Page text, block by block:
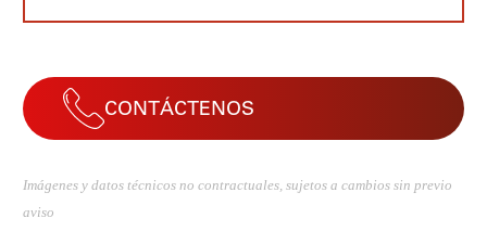
CONTÁCTENOS
Imágenes y datos técnicos no contractuales, sujetos a cambios sin previo
aviso